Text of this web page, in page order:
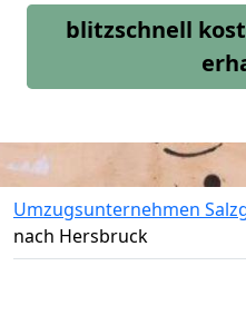
blitzschnell
Umzugsunternehmen
nach Hersbruck